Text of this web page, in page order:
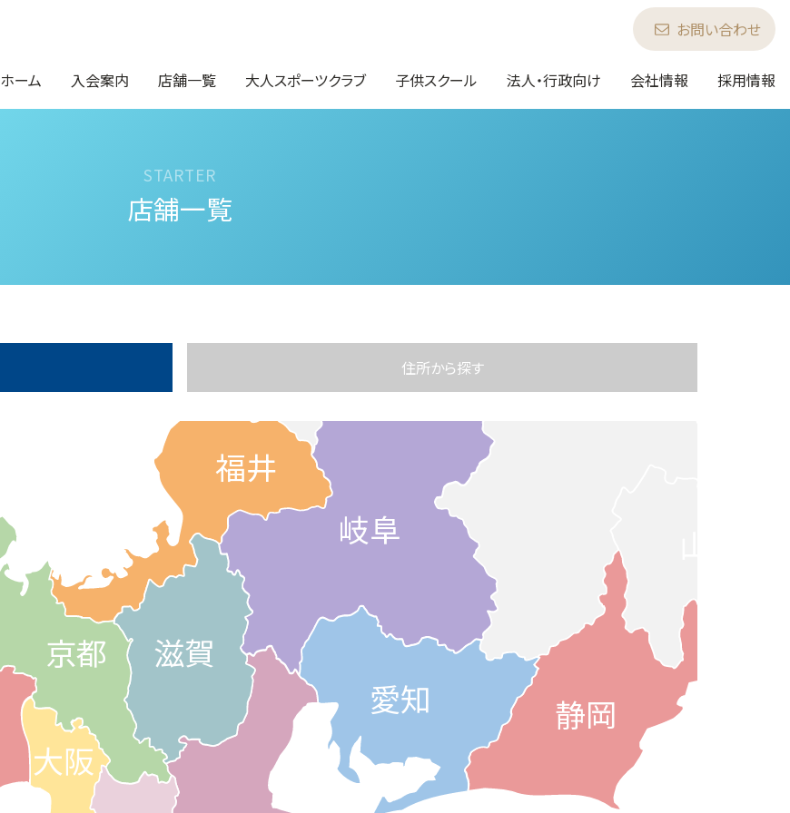
ホーム
入会案内 店舗一覧 大人スポーツクラブ 子供スクール 法人・行政向け 会社情報 採用情報
お問い合わせ
店舗一覧
住所から探す
新潟
富山
福井
長野
岐阜
静岡
愛知
滋賀
京都
大阪